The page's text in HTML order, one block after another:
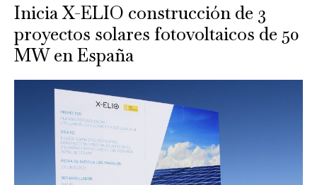
Inicia X-ELIO construcción de 3
proyectos solares fotovoltaicos de 50
MW en España